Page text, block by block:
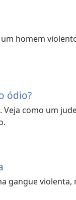
homem
ódio?
como um
gangue violenta,